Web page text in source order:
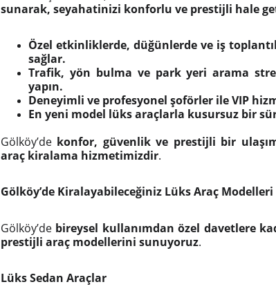
sunarak, seyahatinizi konforlu ve prestijli hale
Özel etkinliklerde, düğünlerde ve iş
sağlar.
Trafik, yön bulma ve park yeri arama
yapın.
Deneyimli ve profesyonel şoförler ile VIP
En yeni model lüks araçlarla kusursuz bir
Gölköy’de konfor, güvenlik ve prestijli bir
araç kiralama hizmetimizdir.
Gölköy’de Kiralayabileceğiniz Lüks Araç Modelleri
Gölköy’de bireysel kullanımdan özel davetlere
prestijli araç modellerini sunuyoruz.
Lüks Sedan Araçlar